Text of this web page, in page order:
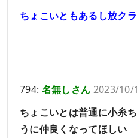
ちょこいともあるし放ク
794: 名無しさん 2023/10/
ちょこいとは普通に小糸
うに仲良くなってほしい